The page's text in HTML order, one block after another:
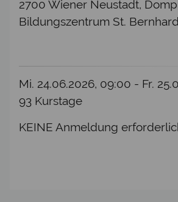
2700 Wiener Neustadt,
Bildungszentrum St. Bernhard
Mi. 24.06.2026, 09:00 - Fr.
93 Kurstage
KEINE Anmeldung